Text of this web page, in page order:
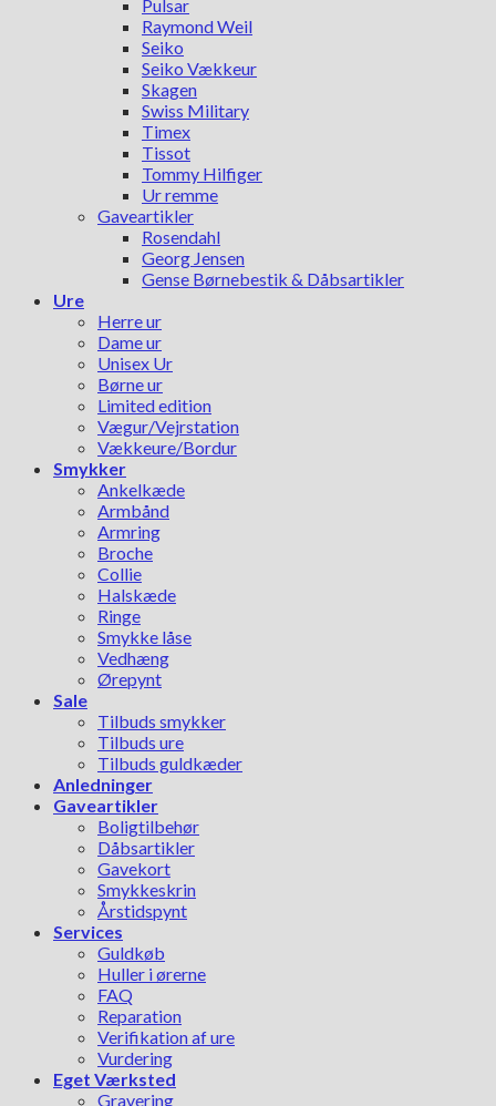
Pulsar
Raymond Weil
Seiko
Seiko Vækkeur
Skagen
Swiss Military
Timex
Tissot
Tommy Hilfiger
Ur remme
Gaveartikler
Rosendahl
Georg Jensen
Gense Børnebestik & Dåbsartikler
Ure
Herre ur
Dame ur
Unisex Ur
Børne ur
Limited edition
Vægur/Vejrstation
Vækkeure/Bordur
Smykker
Ankelkæde
Armbånd
Armring
Broche
Collie
Halskæde
Ringe
Smykke låse
Vedhæng
Ørepynt
Sale
Tilbuds smykker
Tilbuds ure
Tilbuds guldkæder
Anledninger
Gaveartikler
Boligtilbehør
Dåbsartikler
Gavekort
Smykkeskrin
Årstidspynt
Services
Guldkøb
Huller i ørerne
FAQ
Reparation
Verifikation af ure
Vurdering
Eget Værksted
Gravering